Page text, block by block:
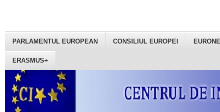
PARLAMENTUL EUROPEAN CONSILIUL EUROPEI
ERASMUS+